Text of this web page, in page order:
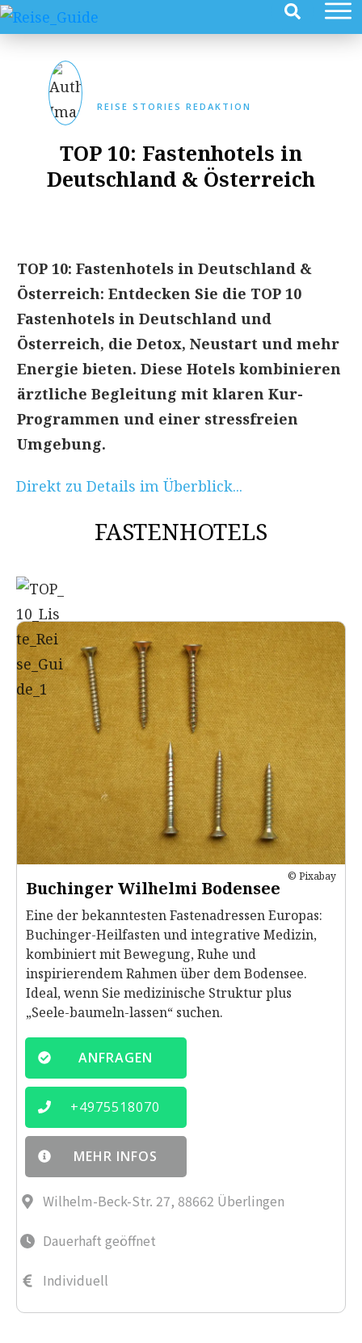
REISE STORIES REDAKTION
TOP 10: Fastenhotels in
Deutschland & Österreich
TOP 10: Fastenhotels in Deutschland &
Österreich: Entdecken Sie die TOP 10
Fastenhotels in Deutschland und
Österreich, die Detox, Neustart und mehr
Energie bieten. Diese Hotels kombinieren
ärztliche Begleitung mit klaren Kur-
Programmen und einer stressfreien
Umgebung.
Direkt zu Details im Überblick...
FASTENHOTELS
© Pixabay
Buchinger Wilhelmi Bodensee
Eine der bekanntesten Fastenadressen Europas:
Buchinger-Heilfasten und integrative Medizin,
kombiniert mit Bewegung, Ruhe und
inspirierendem Rahmen über dem Bodensee.
Ideal, wenn Sie medizinische Struktur plus
„Seele-baumeln-lassen“ suchen.
ANFRAGEN
+4975518070
MEHR INFOS
Wilhelm-Beck-Str. 27, 88662 Überlingen
Dauerhaft geöffnet
Individuell